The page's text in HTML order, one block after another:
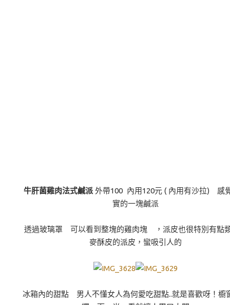
牛肝菌雞肉法式鹹派外帶100 內用120元 ( 內用有沙拉) 感
實的一塊鹹派
透過玻璃罩 可以看到整塊的雞肉塊 ，派皮也很特別有點
麥酥皮的派皮，蠻吸引人的
冰箱內的甜點 男人不懂女人為何愛吃甜點..就是喜歡呀！櫥